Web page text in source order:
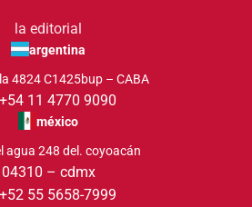
la editorial
argentina
4824 C1425bup – CABA
11 4770 9090
méxico
agua 248 del. coyoacán
04310 – cdmx
55 5658-7999